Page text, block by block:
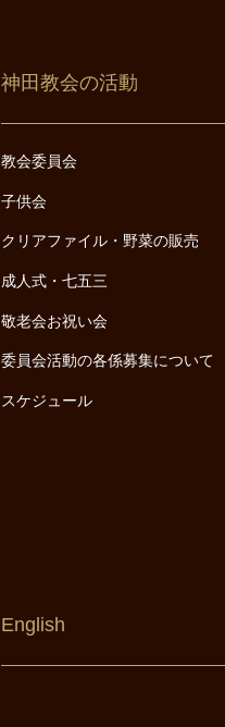
神田教会の活動
教会委員会
子供会
クリアファイル・野菜の販売
成人式・七五三
敬老会お祝い会
委員会活動の各係募集について
スケジュール
English